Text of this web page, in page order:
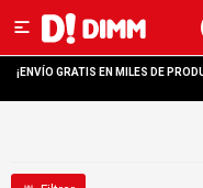

¡ENVÍO GRATIS EN MILES DE